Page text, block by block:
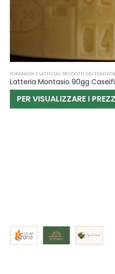
FORMAGGI E LATTICINI, PRODOTTI DEL
Latteria Montasio 90gg
PER VISUALIZZARE I